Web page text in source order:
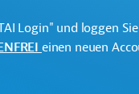
Getränke
Login" und loggen
einen neuen